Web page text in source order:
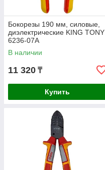
Бокорезы 190 мм, силовые,
диэлектрические KING TONY
6236-07A
В наличии
11 320 ₸
Купить